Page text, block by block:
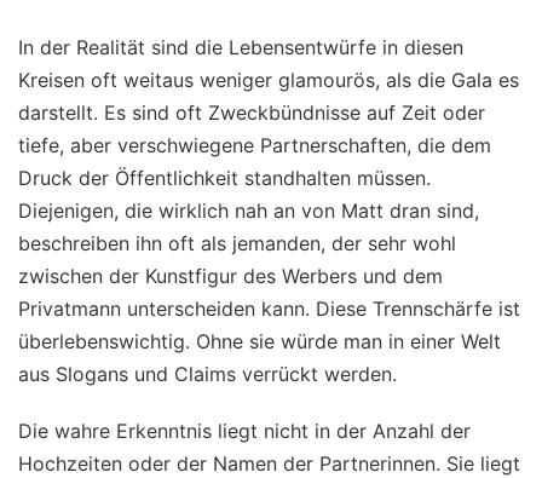
In der Realität sind die Lebensentwürfe in diesen
Kreisen oft weitaus weniger glamourös, als die Gala es
darstellt. Es sind oft Zweckbündnisse auf Zeit oder
tiefe, aber verschwiegene Partnerschaften, die dem
Druck der Öffentlichkeit standhalten müssen.
Diejenigen, die wirklich nah an von Matt dran sind,
beschreiben ihn oft als jemanden, der sehr wohl
zwischen der Kunstfigur des Werbers und dem
Privatmann unterscheiden kann. Diese Trennschärfe ist
überlebenswichtig. Ohne sie würde man in einer Welt
aus Slogans und Claims verrückt werden.
Die wahre Erkenntnis liegt nicht in der Anzahl der
Hochzeiten oder der Namen der Partnerinnen. Sie liegt